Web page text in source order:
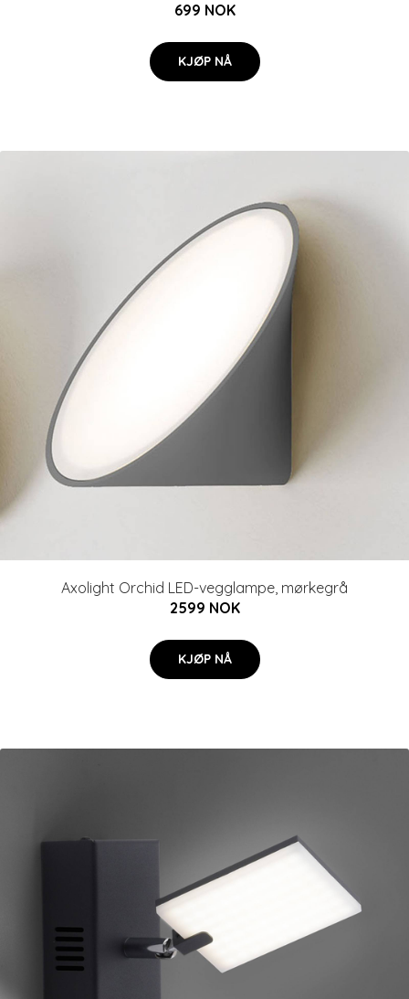
699 NOK
KJØP NÅ
Axolight Orchid LED-vegglampe, mørkegrå
2599 NOK
KJØP NÅ